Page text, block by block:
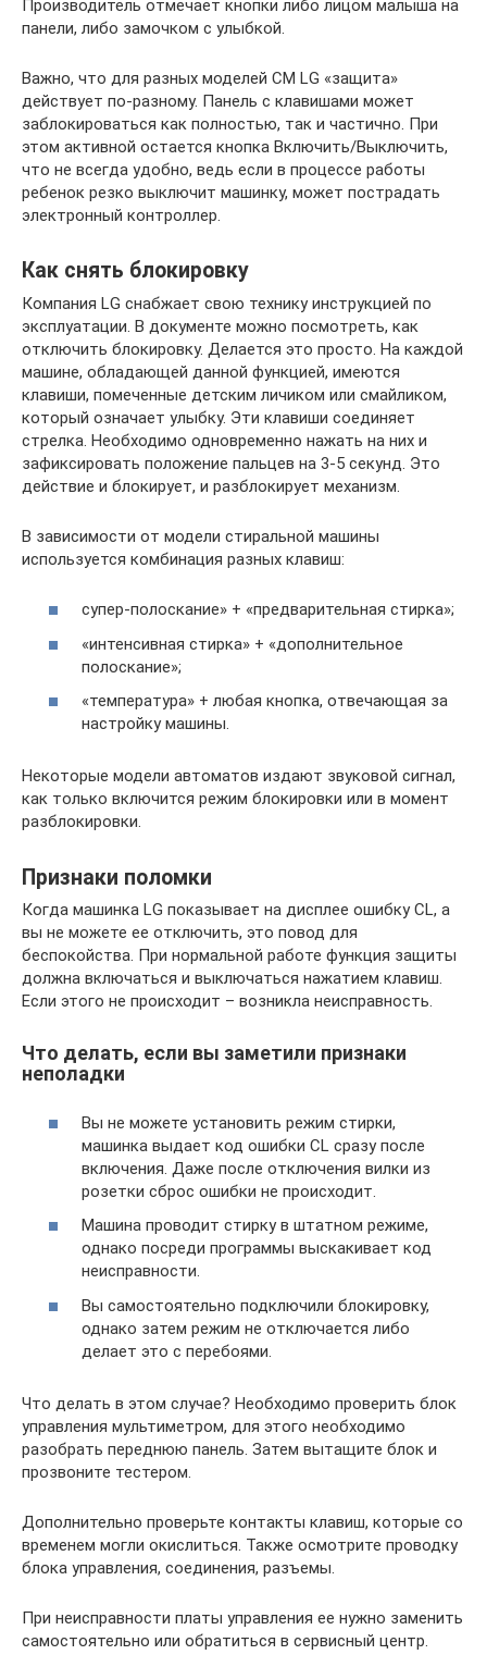
Производитель отмечает кнопки либо лицом малыша на
панели, либо замочком с улыбкой.
Важно, что для разных моделей СМ LG «защита»
действует по-разному. Панель с клавишами может
заблокироваться как полностью, так и частично. При
этом активной остается кнопка Включить/Выключить,
что не всегда удобно, ведь если в процессе работы
ребенок резко выключит машинку, может пострадать
электронный контроллер.
Как снять блокировку
Компания LG снабжает свою технику инструкцией по
эксплуатации. В документе можно посмотреть, как
отключить блокировку. Делается это просто. На каждой
машине, обладающей данной функцией, имеются
клавиши, помеченные детским личиком или смайликом,
который означает улыбку. Эти клавиши соединяет
стрелка. Необходимо одновременно нажать на них и
зафиксировать положение пальцев на 3-5 секунд. Это
действие и блокирует, и разблокирует механизм.
В зависимости от модели стиральной машины
используется комбинация разных клавиш:
супер-полоскание» + «предварительная стирка»;
«интенсивная стирка» + «дополнительное
полоскание»;
«температура» + любая кнопка, отвечающая за
настройку машины.
Некоторые модели автоматов издают звуковой сигнал,
как только включится режим блокировки или в момент
разблокировки.
Признаки поломки
Когда машинка LG показывает на дисплее ошибку CL, а
вы не можете ее отключить, это повод для
беспокойства. При нормальной работе функция защиты
должна включаться и выключаться нажатием клавиш.
Если этого не происходит – возникла неисправность.
Что делать, если вы заметили признаки
неполадки
Вы не можете установить режим стирки,
машинка выдает код ошибки CL сразу после
включения. Даже после отключения вилки из
розетки сброс ошибки не происходит.
Машина проводит стирку в штатном режиме,
однако посреди программы выскакивает код
неисправности.
Вы самостоятельно подключили блокировку,
однако затем режим не отключается либо
делает это с перебоями.
Что делать в этом случае? Необходимо проверить блок
управления мультиметром, для этого необходимо
разобрать переднюю панель. Затем вытащите блок и
прозвоните тестером.
Дополнительно проверьте контакты клавиш, которые со
временем могли окислиться. Также осмотрите проводку
блока управления, соединения, разъемы.
При неисправности платы управления ее нужно заменить
самостоятельно или обратиться в сервисный центр.